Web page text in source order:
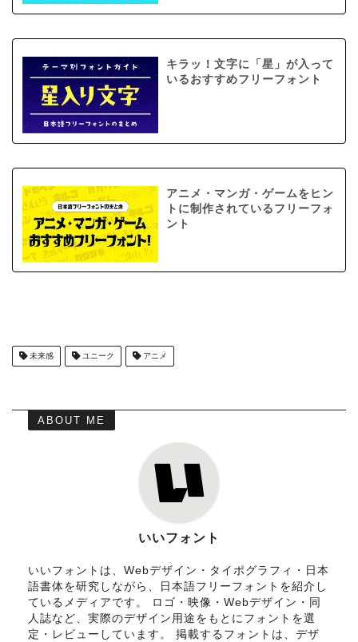
キラッ！文字に「星」が入って
いるおすすめフリーフォント
アニメ・マンガ・ゲームをヒン
トに制作されているフリーフォ
ント
未来感 ユニーク アニメ
ABOUT ME
いいフォント
いいフォントは、Webデザイン・タイポグラフィ・日本
語書体を研究しながら、日本語フリーフォントを紹介し
ているメディアです。 ロゴ・映像・Webデザイン・同
人誌など、実際のデザイン用途をもとにフォントを選
定・レビューしています。 掲載するフォントは、デザ